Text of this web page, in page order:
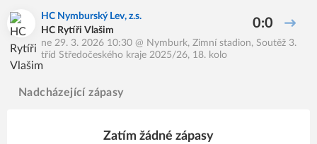
HC Nymburský Lev, z.s.
HC Rytíři Vlašim
0:0
ne 29. 3. 2026 10:30 @ Nymburk, Zimní stadion, Soutěž 3.
tříd Středočeského kraje 2025/26, 18. kolo
Nadcházející zápasy
Zatím žádné zápasy